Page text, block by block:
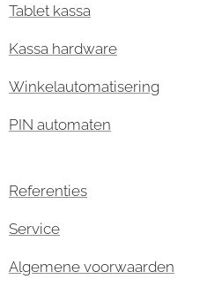
Tablet kassa
Kassa hardware
Winkelautomatisering
PIN automaten
Referenties
Service
Algemene voorwaarden